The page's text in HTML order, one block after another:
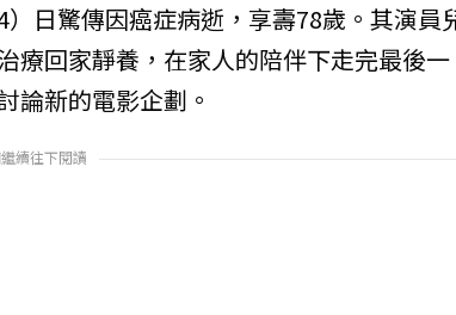
）日驚傳因癌症病逝，享壽78歲。其演員
療回家靜養，在家人的陪伴下走完最後一
論新的電影企劃。
續往下閱讀